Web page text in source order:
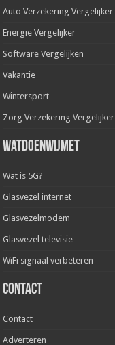
Auto Verzekering Vergelijker
Energie Vergelijker
Software Vergelijken
Vakantie
Wintersport
Zorg Verzekering Vergelijker
WatDoenWijMet
Wat is 5G?
Glasvezel internet
Glasvezelmodem
Glasvezel televisie
WiFi signaal verbeteren
Contact
Contact
Adverteren